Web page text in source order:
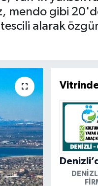
mendo gibi
alarak